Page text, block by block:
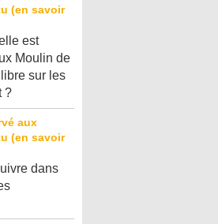
est
Moulin de
sur les
?
dans